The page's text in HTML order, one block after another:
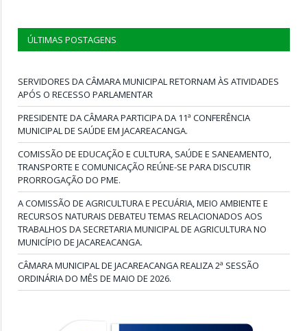
ÚLTIMAS POSTAGENS
SERVIDORES DA CÂMARA MUNICIPAL RETORNAM ÀS ATIVIDADES
APÓS O RECESSO PARLAMENTAR
PRESIDENTE DA CÂMARA PARTICIPA DA 11ª CONFERÊNCIA
MUNICIPAL DE SAÚDE EM JACAREACANGA.
COMISSÃO DE EDUCAÇÃO E CULTURA, SAÚDE E SANEAMENTO,
TRANSPORTE E COMUNICAÇÃO REÚNE-SE PARA DISCUTIR
PRORROGAÇÃO DO PME.
A COMISSÃO DE AGRICULTURA E PECUÁRIA, MEIO AMBIENTE E
RECURSOS NATURAIS DEBATEU TEMAS RELACIONADOS AOS
TRABALHOS DA SECRETARIA MUNICIPAL DE AGRICULTURA NO
MUNICÍPIO DE JACAREACANGA.
CÂMARA MUNICIPAL DE JACAREACANGA REALIZA 2ª SESSÃO
ORDINÁRIA DO MÊS DE MAIO DE 2026.